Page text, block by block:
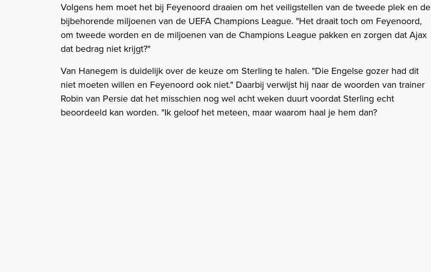
Volgens hem moet het bij Feyenoord draaien om het veiligstellen van de tweede plek en de
bijbehorende miljoenen van de UEFA Champions League. "Het draait toch om Feyenoord,
om tweede worden en de miljoenen van de Champions League pakken en zorgen dat Ajax
dat bedrag niet krijgt?"
Van Hanegem is duidelijk over de keuze om Sterling te halen. "Die Engelse gozer had dit
niet moeten willen en Feyenoord ook niet." Daarbij verwijst hij naar de woorden van trainer
Robin van Persie dat het misschien nog wel acht weken duurt voordat Sterling echt
beoordeeld kan worden. "Ik geloof het meteen, maar waarom haal je hem dan?